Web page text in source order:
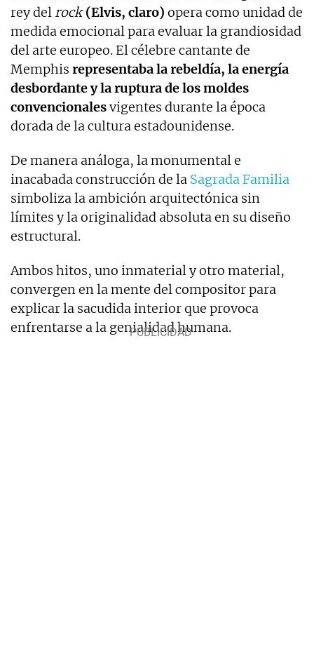
rey del rock (Elvis, claro) opera como unidad de
medida emocional para evaluar la grandiosidad
del arte europeo. El célebre cantante de
Memphis representaba la rebeldía, la energía
desbordante y la ruptura de los moldes
convencionalesvigentes durante la época
dorada de la cultura estadounidense.
De manera análoga, la monumental e
inacabada construcción de la Sagrada Familia
simboliza la ambición arquitectónica sin
límites y la originalidad absoluta en su diseño
estructural.
Ambos hitos, uno inmaterial y otro material,
convergen en la mente del compositor para
explicar la sacudida interior que provoca
enfrentarse a la genialidad humana.